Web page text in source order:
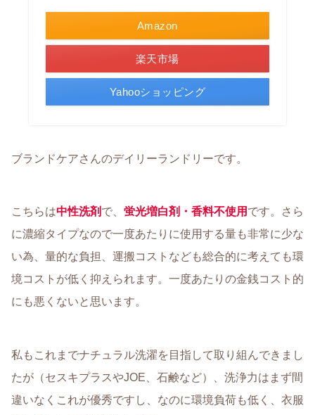
Amazon
楽天市場
Yahooショッピング
ブランドケアさんのデイリーランドリーです。
こちらは中性洗剤 で、 蛍光増白剤・香料不使用 です。さら
に濃縮タイプなので一度あたりに使用する量も非常に少な
い為、量的な負担、運搬コストなども総合的に考えても環
境コストが低く抑えられます。一度あたりの金銭コスト的
にも悪くないと思います。
私もこれまでナチュラル洗濯を目指して取り組んできまし
たが（セスキプラスやJOE、石鹸など）、洗浄力はまず間
違いなくこれが優秀ですし、なのに環境負荷も低く、衣服